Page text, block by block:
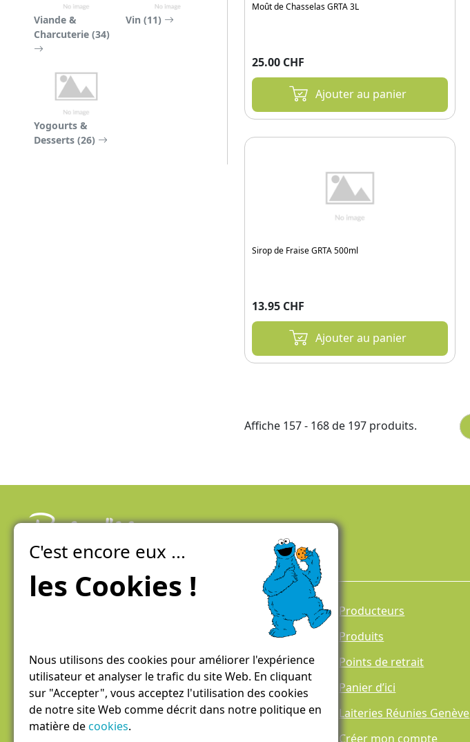
Viande &
Charcuterie (34)
Vin (11)
Yogourts &
Desserts (26)
Moût de Chasselas GRTA 3L
25.00 CHF
Ajouter au panier
Sirop de Fraise GRTA 500ml
13.95 CHF
Ajouter au panier
Affiche 157 - 168 de 197 produits.
La ferme de Genève
Conditions générales de vente / Mentions légales
Producteurs
Produits
Points de retrait
Panier d’ici
Laiteries Réunies Genève
Créer mon compte
C'est encore eux ...
les Cookies !
Nous utilisons des cookies pour améliorer l'expérience
utilisateur et analyser le trafic du site Web. En cliquant
sur "Accepter", vous acceptez l'utilisation des cookies
de notre site Web comme décrit dans notre politique en
matière decookies.